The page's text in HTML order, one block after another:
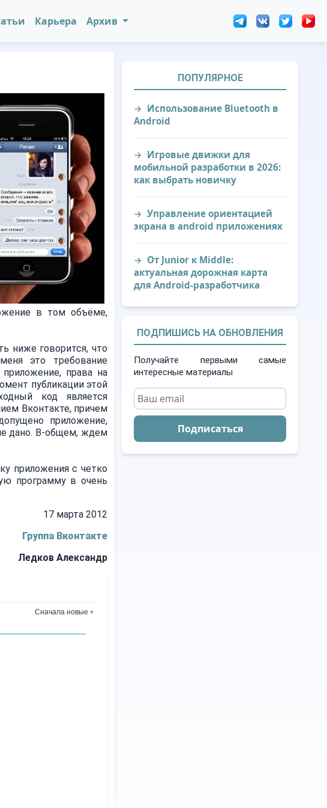
Карьера Архив
в том объёме,
ниже говорится, что
это требование
права на
публикации этой
код является
Вконтакте, причем
приложение,
дано. В-общем, ждем
приложения с четко
программу в очень
17 марта 2012
Группа Вконтакте
Ледков Александр
Сначала новые
ПОПУЛЯРНОЕ
Использование Bluetooth в
Android
Игровые движки для
мобильной разработки в 2026:
как выбрать новичку
Управление ориентацией
экрана в android приложениях
От Junior к Middle:
актуальная дорожная карта
для Android-разработчика
ПОДПИШИСЬ НА ОБНОВЛЕНИЯ
Получайте первыми самые
интересные материалы
Подписаться